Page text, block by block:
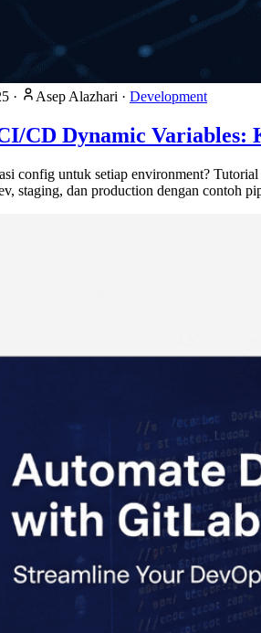
· Asep Alazhari · Development
CD Dynamic Variables:
config untuk setiap environment?
staging, dan production dengan contoh